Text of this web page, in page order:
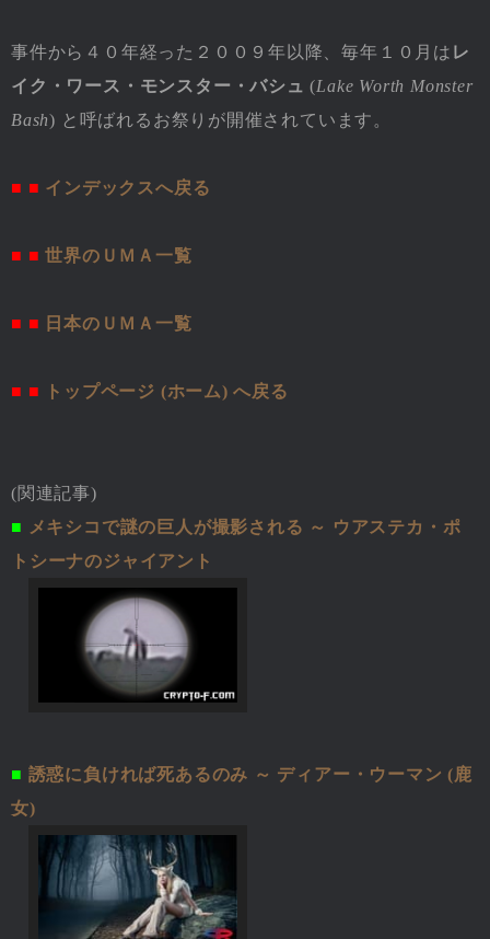
事件から４０年経った２００９年以降、毎年１０月は レ
イク・ワース・モンスター・バシュ (Lake Worth Monster
Bash) と呼ばれるお祭りが開催されています。
■ ■ インデックスへ戻る
■ ■ 世界のＵＭＡ一覧
■ ■ 日本のＵＭＡ一覧
■ ■ トップページ (ホーム) へ戻る
(関連記事)
■ メキシコで謎の巨人が撮影される ～ ウアステカ・ポ
トシーナのジャイアント
■ 誘惑に負ければ死あるのみ ～ ディアー・ウーマン (鹿
女)